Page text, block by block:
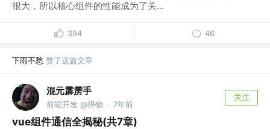
很大，所以核心组件的性能成为了关...
394 46
下雨不愁 赞了这篇文章
混元霹雳手
前端开发 @得物 · 7年前
关注
vue组件通信全揭秘(共7章)